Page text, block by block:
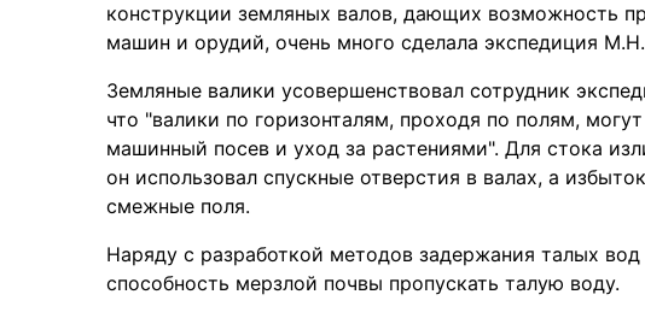
конструкции земляных валов, дающих возможность
машин и орудий, очень много сделала экспедиция
Земляные валики усовершенствовал сотрудник
что "валики по горизонталям, проходя по полям,
машинный посев и уход за растениями". Для стока
он использовал спускные отверстия в валах, а
смежные поля.
Наряду с разработкой методов задержания талых вод
способность мерзлой почвы пропускать талую воду.